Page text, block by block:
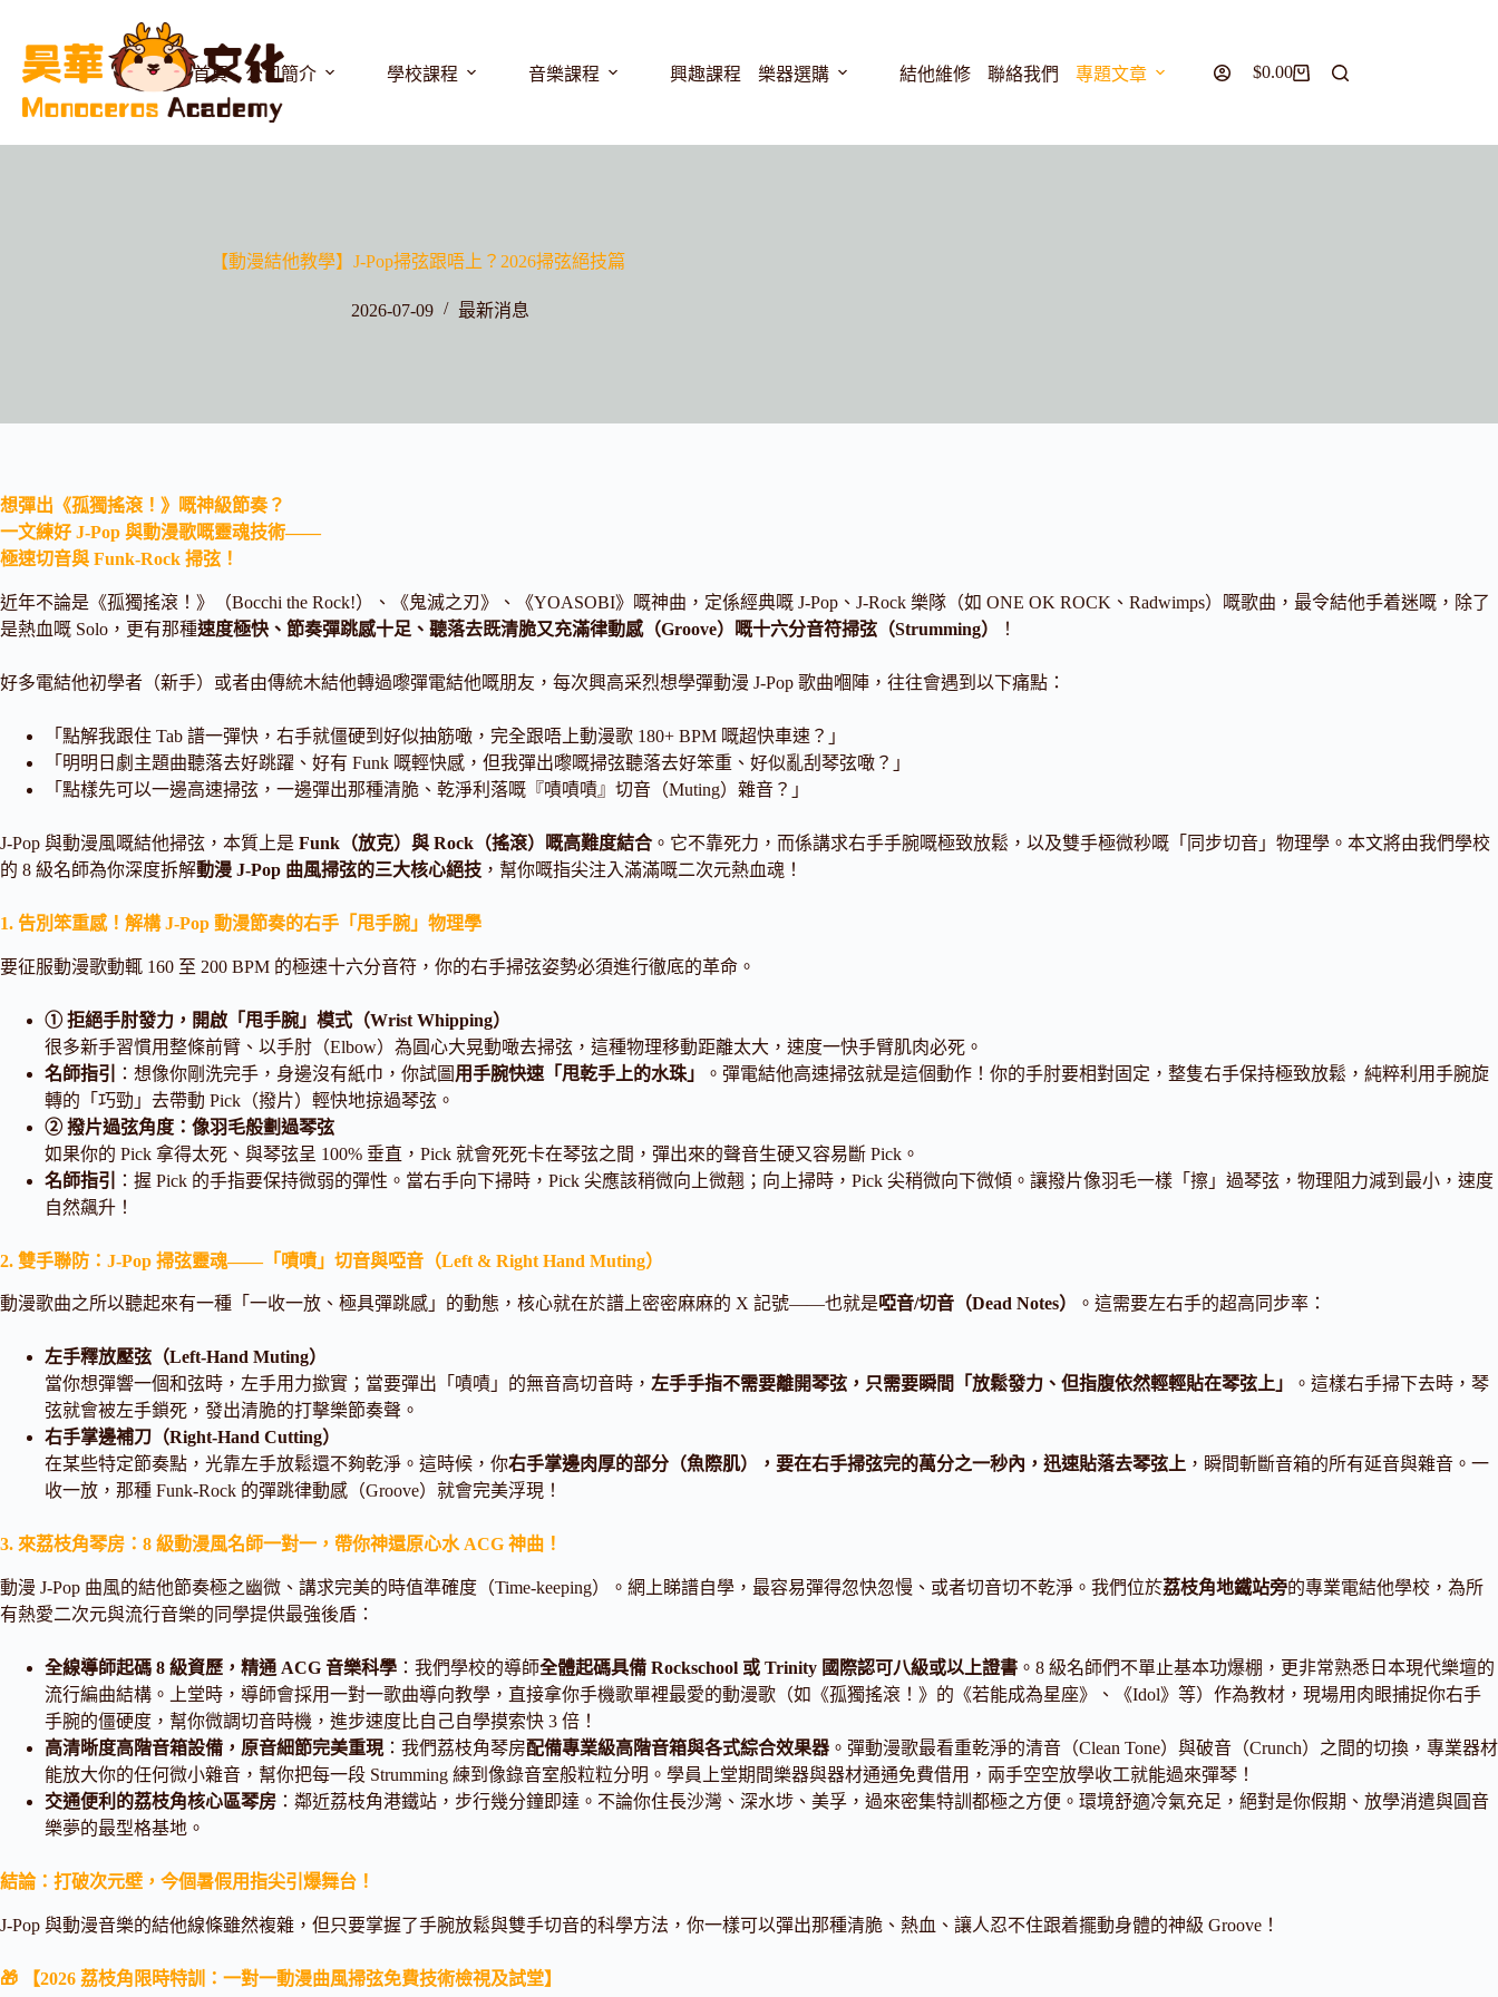
首頁 公司簡介 學校課程 音樂課程 興趣課程 樂器選購 結他維修 聯絡我們 專題文章 $0.00
【動漫結他教學】J-Pop掃弦跟唔上？2026掃弦絕技篇
2026-07-09 最新消息
想彈出《孤獨搖滾！》嘅神級節奏？
一文練好 J-Pop 與動漫歌嘅靈魂技術——
極速切音與 Funk-Rock 掃弦！
近年不論是《孤獨搖滾！》（Bocchi the Rock!）、《鬼滅之刃》、《YOASOBI》嘅神曲，定係經典嘅 J-Pop、J-Rock 樂隊（如 ONE OK ROCK、Radwimps）嘅歌曲，最令結他手着迷嘅，除了
是熱血嘅 Solo，更有那種速度極快、節奏彈跳感十足、聽落去既清脆又充滿律動感（Groove）嘅十六分音符掃弦（Strumming） ！
好多電結他初學者（新手）或者由傳統木結他轉過嚟彈電結他嘅朋友，每次興高采烈想學彈動漫 J-Pop 歌曲嗰陣，往往會遇到以下痛點：
「點解我跟住 Tab 譜一彈快，右手就僵硬到好似抽筋噉，完全跟唔上動漫歌 180+ BPM 嘅超快車速？」
「明明日劇主題曲聽落去好跳躍、好有 Funk 嘅輕快感，但我彈出嚟嘅掃弦聽落去好笨重、好似亂刮琴弦噉？」
「點樣先可以一邊高速掃弦，一邊彈出那種清脆、乾淨利落嘅『嘖嘖嘖』切音（Muting）雜音？」
J-Pop 與動漫風嘅結他掃弦，本質上是 Funk（放克）與 Rock（搖滾）嘅高難度結合 。它不靠死力，而係講求右手手腕嘅極致放鬆，以及雙手極微秒嘅「同步切音」物理學。本文將由我們學校
的 8 級名師為你深度拆解動漫 J-Pop 曲風掃弦的三大核心絕技 ，幫你嘅指尖注入滿滿嘅二次元熱血魂！
1. 告別笨重感！解構 J-Pop 動漫節奏的右手「甩手腕」物理學
要征服動漫歌動輒 160 至 200 BPM 的極速十六分音符，你的右手掃弦姿勢必須進行徹底的革命。
① 拒絕手肘發力，開啟「甩手腕」模式（Wrist Whipping）
很多新手習慣用整條前臂、以手肘（Elbow）為圓心大晃動噉去掃弦，這種物理移動距離太大，速度一快手臂肌肉必死。
名師指引
：想像你剛洗完手，身邊沒有紙巾，你試圖 用手腕快速「甩乾手上的水珠」
。彈電結他高速掃弦就是這個動作！你的手肘要相對固定，整隻右手保持極致放鬆，純粹利用手腕旋
轉的「巧勁」去帶動 Pick（撥片）輕快地掠過琴弦。
② 撥片過弦角度：像羽毛般劃過琴弦
如果你的 Pick 拿得太死、與琴弦呈 100% 垂直，Pick 就會死死卡在琴弦之間，彈出來的聲音生硬又容易斷 Pick。
名師指引
：握 Pick 的手指要保持微弱的彈性。當右手向下掃時，Pick 尖應該稍微向上微翹；向上掃時，Pick 尖稍微向下微傾。讓撥片像羽毛一樣「擦」過琴弦，物理阻力減到最小，速度
自然飆升！
2. 雙手聯防：J-Pop 掃弦靈魂——「嘖嘖」切音與啞音（Left & Right Hand Muting）
動漫歌曲之所以聽起來有一種「一收一放、極具彈跳感」的動態，核心就在於譜上密密麻麻的 X 記號——也就是啞音/切音（Dead Notes） 。這需要左右手的超高同步率：
左手釋放壓弦（Left-Hand Muting）
當你想彈響一個和弦時，左手用力撳實；當要彈出「嘖嘖」的無音高切音時， 左手手指不需要離開琴弦，只需要瞬間「放鬆發力、但指腹依然輕輕貼在琴弦上」
。這樣右手掃下去時，琴
弦就會被左手鎖死，發出清脆的打擊樂節奏聲。
右手掌邊補刀（Right-Hand Cutting）
在某些特定節奏點，光靠左手放鬆還不夠乾淨。這時候，你右手掌邊肉厚的部分（魚際肌），要在右手掃弦完的萬分之一秒內，迅速貼落去琴弦上 ，瞬間斬斷音箱的所有延音與雜音。一
收一放，那種 Funk-Rock 的彈跳律動感（Groove）就會完美浮現！
3. 來荔枝角琴房：8 級動漫風名師一對一，帶你神還原心水 ACG 神曲！
動漫 J-Pop 曲風的結他節奏極之幽微、講求完美的時值準確度（Time-keeping）。網上睇譜自學，最容易彈得忽快忽慢、或者切音切不乾淨。我們位於荔枝角地鐵站旁的專業電結他學校，為所
有熱愛二次元與流行音樂的同學提供最強後盾：
全線導師起碼 8 級資歷，精通 ACG 音樂科學 ：我們學校的導師全體起碼具備 Rockschool 或 Trinity 國際認可八級或以上證書 。8 級名師們不單止基本功爆棚，更非常熟悉日本現代樂壇的
流行編曲結構。上堂時，導師會採用一對一歌曲導向教學，直接拿你手機歌單裡最愛的動漫歌（如《孤獨搖滾！》的《若能成為星座》、《Idol》等）作為教材，現場用肉眼捕捉你右手
手腕的僵硬度，幫你微調切音時機，進步速度比自己自學摸索快 3 倍！
高清晰度高階音箱設備，原音細節完美重現：我們荔枝角琴房配備專業級高階音箱與各式綜合效果器 。彈動漫歌最看重乾淨的清音（Clean Tone）與破音（Crunch）之間的切換，專業器材
能放大你的任何微小雜音，幫你把每一段 Strumming 練到像錄音室般粒粒分明。學員上堂期間樂器與器材通通免費借用，兩手空空放學收工就能過來彈琴！
交通便利的荔枝角核心區琴房 ：鄰近荔枝角港鐵站，步行幾分鐘即達。不論你住長沙灣、深水埗、美孚，過來密集特訓都極之方便。環境舒適冷氣充足，絕對是你假期、放學消遣與圓音
樂夢的最型格基地。
結論：打破次元壁，今個暑假用指尖引爆舞台！
J-Pop 與動漫音樂的結他線條雖然複雜，但只要掌握了手腕放鬆與雙手切音的科學方法，你一樣可以彈出那種清脆、熱血、讓人忍不住跟着擺動身體的神級 Groove！
🎁 【2026 荔枝角限時特訓：一對一動漫曲風掃弦免費技術檢視及試堂】